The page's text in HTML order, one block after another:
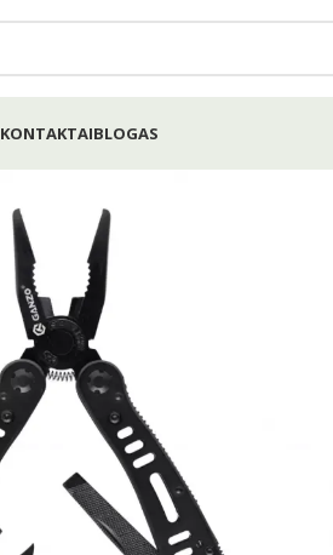
KONTAKTAIBLOGAS